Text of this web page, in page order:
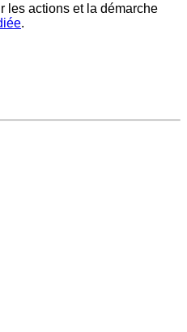
les actions et la démarche
.